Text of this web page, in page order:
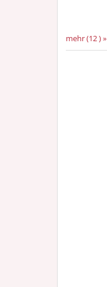
mehr (12 ) »